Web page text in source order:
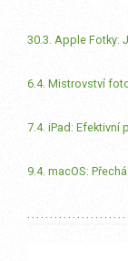
30.3. Apple Fotky:
6.4. Mistrovství
7.4. iPad: Efektivní
9.4. macOS: